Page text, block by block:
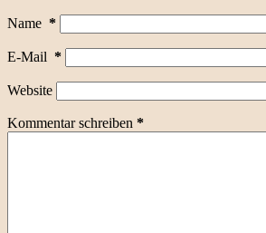
Name *
E-Mail *
Website
Kommentar schreiben *